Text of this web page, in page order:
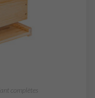
complètes